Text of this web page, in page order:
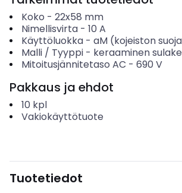
Koko - 22x58 mm
Nimellisvirta- 10 A
Käyttöluokka- aM (kojeiston
Malli / Tyyppi- keraaminen sulake
Mitoitusjännitetaso AC - 690 V
Pakkaus ja ehdot
10 kpl
Vakiokäyttötuote
Tuotetiedot